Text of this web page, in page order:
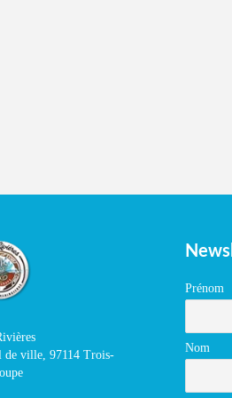
de ville, 97114 Trois-
Prénom
Nom